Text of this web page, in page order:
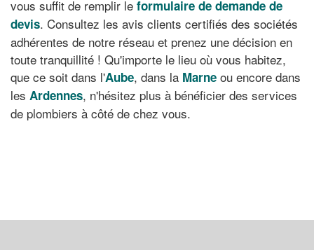
vous suffit de remplir le formulaire de demande de
devis. Consultez les avis clients certifiés des sociétés
adhérentes de notre réseau et prenez une décision en
toute tranquillité ! Qu'importe le lieu où vous habitez,
que ce soit dans l'Aube, dans la Marne ou encore dans
les Ardennes, n'hésitez plus à bénéficier des services
de plombiers à côté de chez vous.